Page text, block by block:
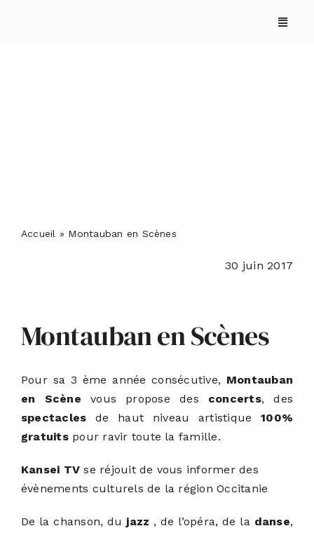
Accueil » Montauban en Scènes
30 juin 2017
Montauban en Scènes
Pour sa 3 ème année consécutive, Montauban
en Scène vous propose des concerts, des
spectacles de haut niveau artistique100%
gratuitspour ravir toute la famille.
Kansei TV se réjouit de vous informer des
évènements culturels de la région Occitanie
De la chanson, du jazz , de l’opéra, de la danse,
ACTUALITÉS
S’ABONNER
CONTACT